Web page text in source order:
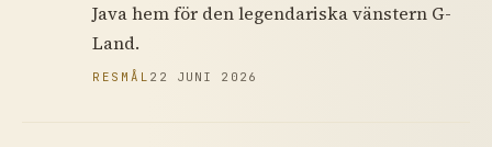
Java hem för den legendariska vänstern G-
Land.
RESMÅL 22 JUNI 2026